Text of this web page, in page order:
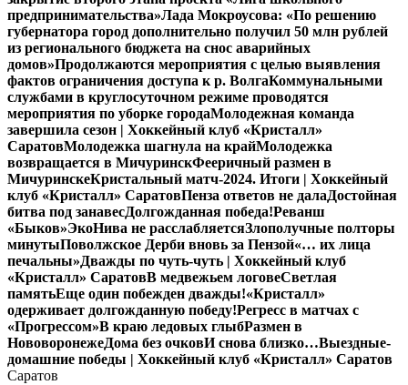
предпринимательства»Лада Мокроусова: «По решению
губернатора город дополнительно получил 50 млн рублей
из регионального бюджета на снос аварийных
домов»Продолжаются мероприятия с целью выявления
фактов ограничения доступа к р. ВолгаКоммунальными
службами в круглосуточном режиме проводятся
мероприятия по уборке городаМолодежная команда
завершила сезон | Хоккейный клуб «Кристалл»
СаратовМолодежка шагнула на крайМолодежка
возвращается в МичуринскФееричный размен в
МичуринскеКристальный матч-2024. Итоги | Хоккейный
клуб «Кристалл» СаратовПенза ответов не далаДостойная
битва под занавесДолгожданная победа!Реванш
«Быков»ЭкоНива не расслабляетсяЗлополучные полторы
минутыПоволжское Дерби вновь за Пензой«… их лица
печальны»Дважды по чуть-чуть | Хоккейный клуб
«Кристалл» СаратовВ медвежьем логовеСветлая
памятьЕще один побежден дважды!«Кристалл»
одерживает долгожданную победу!Регресс в матчах с
«Прогрессом»В краю ледовых глыбРазмен в
НововоронежеДома без очковИ снова близко…Выездные-
домашние победы | Хоккейный клуб «Кристалл» Саратов
Саратов